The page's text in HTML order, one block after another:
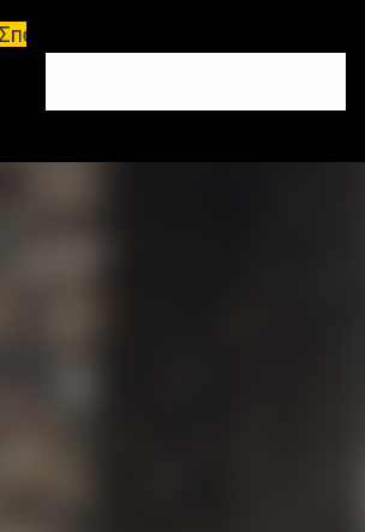
διαμερισμάτων Σπάρτη